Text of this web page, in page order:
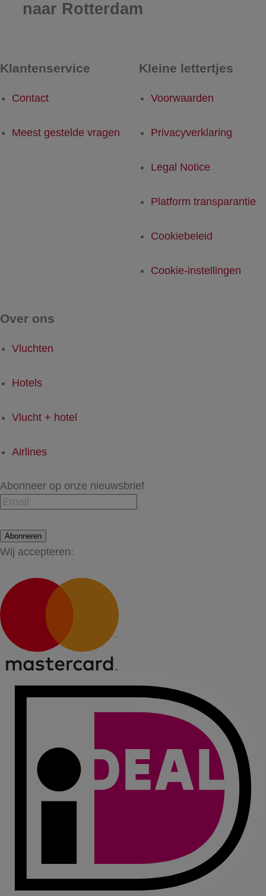
naar Rotterdam
Klantenservice
Contact
Meest gestelde vragen
Kleine lettertjes
Voorwaarden
Privacyverklaring
Legal Notice
Platform transparantie
Cookiebeleid
Cookie-instellingen
Over ons
Vluchten
Hotels
Vlucht + hotel
Airlines
Abonneer op onze nieuwsbrief
Abonneren
Wij accepteren: